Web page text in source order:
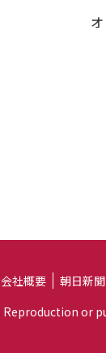
会社概要 朝日新
Reproduction